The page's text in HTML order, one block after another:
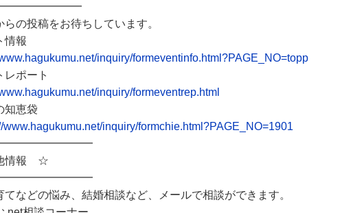
らの投稿をお待ちしています。
情報
inquiry/formeventinfo.html?PAGE_NO=topp
ポート
inquiry/formeventrep.html
知恵袋
www.hagukumu.net/inquiry/formchie.html?PAGE_NO=1901
情報 ☆
てなどの悩み、結婚相談など、メールで相談ができます。